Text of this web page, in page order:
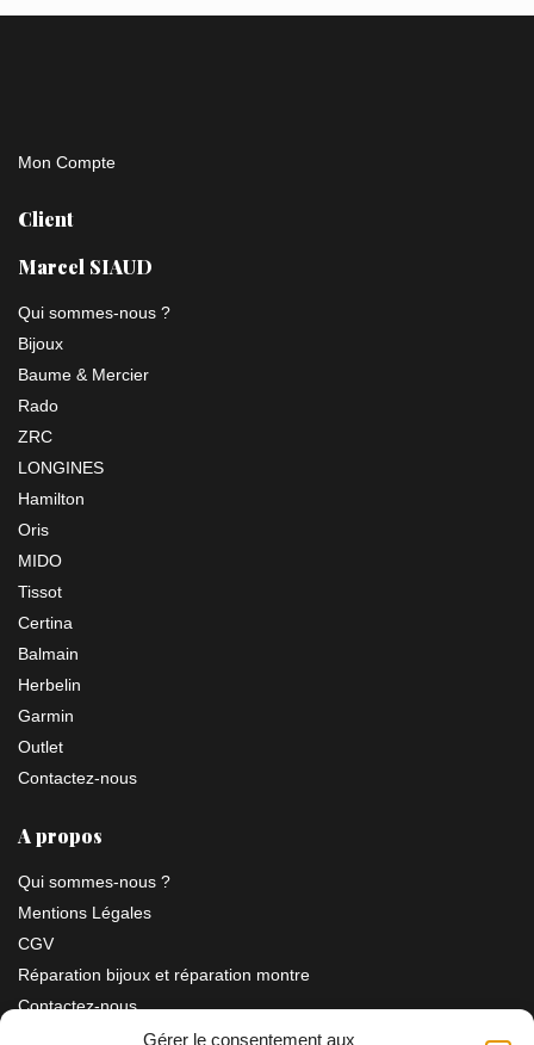
Gérer le consentement aux
Mon Compte
Client
Marcel SIAUD
Qui sommes-nous ?
Bijoux
Baume & Mercier
Rado
ZRC
LONGINES
Hamilton
Oris
MIDO
Tissot
Certina
Balmain
Herbelin
Garmin
Outlet
Contactez-nous
A propos
Qui sommes-nous ?
Mentions Légales
CGV
Réparation bijoux et réparation montre
Contactez-nous